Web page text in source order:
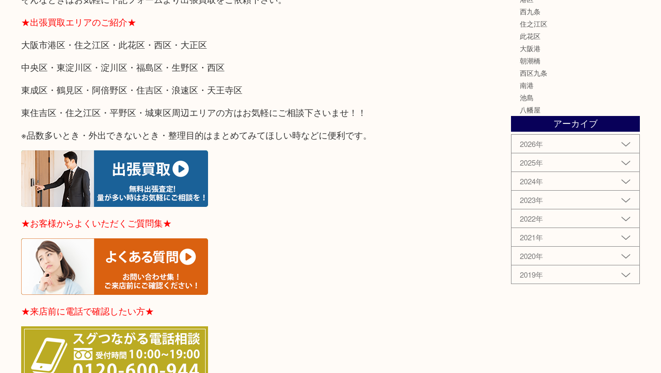
★出張買取エリアのご紹介★
大阪市港区・住之江区・此花区・西区・大正区
中央区・東淀川区・淀川区・福島区・生野区・西区
東成区・鶴見区・阿倍野区・住吉区・浪速区・天王寺区
東住吉区・住之江区・平野区・城東区周辺エリアの方はお気軽にご相談下さいませ！！
※品数多いとき・外出できないとき・整理目的はまとめてみてほしい時などに便利です。
★お客様からよくいただくご質問集★
★来店前に電話で確認したい方★
西九条
住之江区
此花区
大阪港
朝潮橋
西区九条
南港
池島
八幡屋
アーカイブ
2026年
2025年
2024年
2023年
2022年
2021年
2020年
2019年